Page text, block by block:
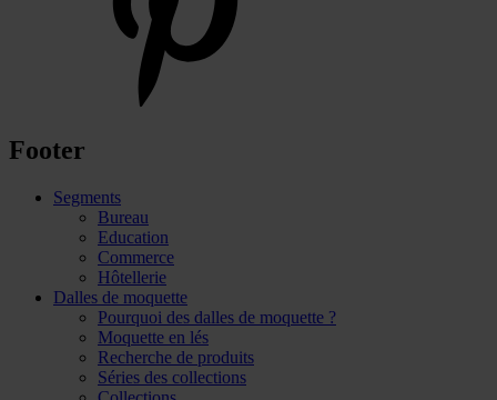
Footer
Segments
Bureau
Education
Commerce
Hôtellerie
Dalles de moquette
Pourquoi des dalles de moquette ?
Moquette en lés
Recherche de produits
Séries des collections